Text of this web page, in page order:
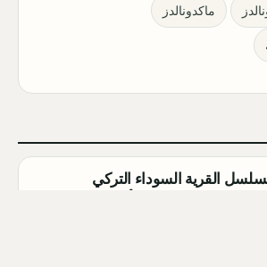
ماكدونالدز
القرية السوداء التركي